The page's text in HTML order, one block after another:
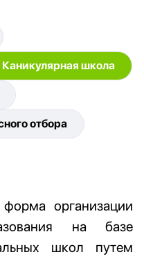
Каникулярная школа
отбора
организации
на базе
школ путем